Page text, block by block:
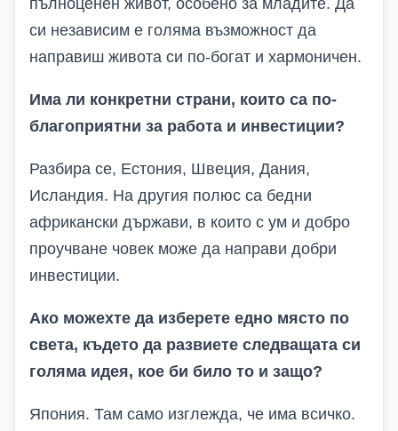
пълноценен живот, особено за младите. Да
си независим е голяма възможност да
направиш живота си по-богат и хармоничен.
Има ли конкретни страни, които са по-
благоприятни за работа и инвестиции?
Разбира се, Естония, Швеция, Дания,
Исландия. На другия полюс са бедни
африкански държави, в които с ум и добро
проучване човек може да направи добри
инвестиции.
Ако можехте да изберете едно място по
света, където да развиете следващата си
голяма идея, кое би било то и защо?
Япония. Там само изглежда, че има всичко.